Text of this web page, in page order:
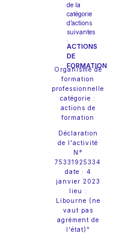
de la
catégorie
d’actions
suivantes
:
ACTIONS
DE
FORMATION
Organisme de
formation
professionnelle
catégorie :
actions de
formation
Déclaration
de l'activité
N°
75331925334
date : 4
janvier 2023
lieu :
Libourne (ne
vaut pas
agrément de
l'état)"